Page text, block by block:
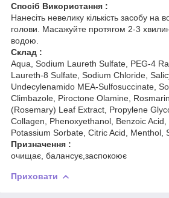
Спосіб Використання :
Нанесіть невелику кількість засобу на
голови. Масажуйте протягом 2-3
водою.
Склад :
Aqua, Sodium Laureth Sulfate, PEG-4
Laureth-8 Sulfate, Sodium Chloride,
Undecylenamido MEA-Sulfosuccinate,
Climbazole, Piroctone Olamine,
(Rosemary) Leaf Extract, Propylene
Collagen, Phenoxyethanol, Benzoic Acid,
Potassium Sorbate, Citric Acid, Menthol,
Призначення :
очищає, балансує,заспокоює
Приховати